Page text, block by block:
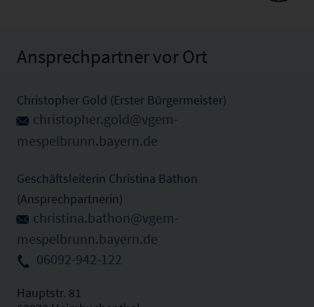
Ansprechpartner vor Ort
Christopher Gold (Erster Bürgermeister)
christopher.gold@vgem-
mespelbrunn.bayern.de
Geschäftsleiterin Christina Bathon
(Ansprechpartnerin)
christina.bathon@vgem-
mespelbrunn.bayern.de
06092-942-122
Hauptstr. 81